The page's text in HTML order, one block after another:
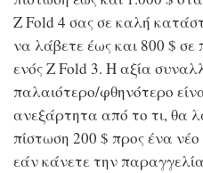
Z Fold 4 σας σε καλή
να λάβετε έως και 800 $
ενός Z Fold 3. Η αξία
παλαιότερο/φθηνότερο
ανεξάρτητα από το τι, θα
πίστωση 200 $ προς ένα
εάν κάνετε την